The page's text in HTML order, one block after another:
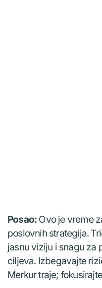
Posao: Ovo je vreme
poslovnih strategija.
jasnu viziju i snagu za
ciljeva. Izbegavajte
Merkur traje;